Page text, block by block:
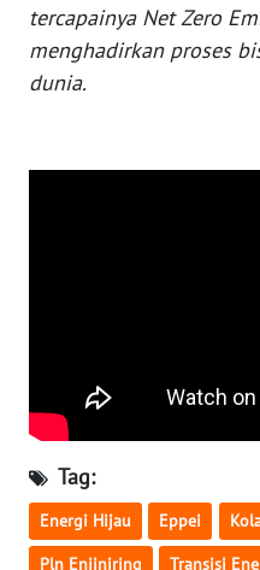
tercapainya Net Zero
menghadirkan proses
dunia.
Tag:
Energi Hijau Eppei
Pln Enjiniring Transisi
WN
NIAS
WN
WN
SIMALUNGUN